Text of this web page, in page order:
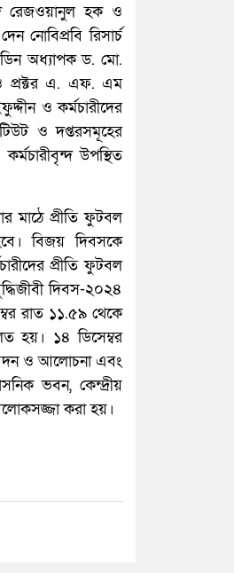
রেজওয়ানুল হক ও
নোবিপ্রবি রিসার্চ
অধ্যাপক ড. মো.
প্রক্টর এ. এফ. এম
ও কর্মচারীদের
ও দপ্তরসমূহের
উপস্থিত
মাঠে প্রীতি ফুটবল
বিজয় দিবসকে
প্রীতি ফুটবল
দিবস-২০২৪
রাত ১১.৫৯ থেকে
হয়। ১৪ ডিসেম্বর
ও আলোচনা এবং
ভবন, কেন্দ্রীয়
করা হয়।